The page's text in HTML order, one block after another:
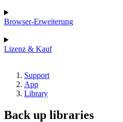
Browser-Erweiterung
Lizenz & Kauf
Support
App
Library
Back up libraries